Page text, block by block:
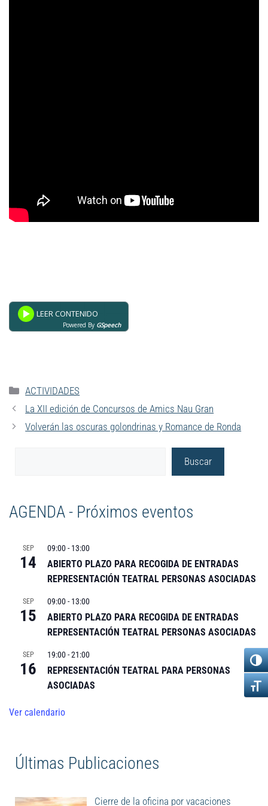
Powered By GSpeech
ACTIVIDADES
La XII edición de Concursos de Amics Nau Gran
Volverán las oscuras golondrinas y Romance de Ronda
Buscar
AGENDA - Próximos eventos
SEP
14
09:00-13:00
ABIERTO PLAZO PARA RECOGIDA DE ENTRADAS
REPRESENTACIÓN TEATRAL PERSONAS ASOCIADAS
SEP
15
09:00-13:00
ABIERTO PLAZO PARA RECOGIDA DE ENTRADAS
REPRESENTACIÓN TEATRAL PERSONAS ASOCIADAS
SEP
16
19:00-21:00
REPRESENTACIÓN TEATRAL PARA PERSONAS
ASOCIADAS
Ver calendario
Últimas Publicaciones
Cierre de la oficina por vacaciones